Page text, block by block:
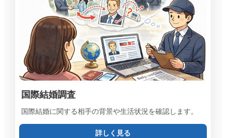
国際結婚調査
国際結婚に関する相手の背景や生活状況を確認します。
詳しく見る